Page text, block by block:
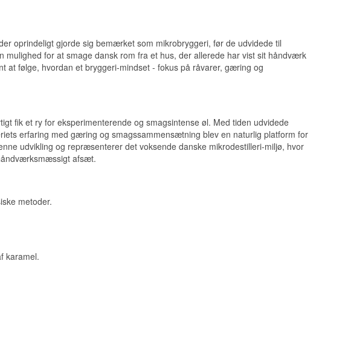
laves ved at fryse druerne ned i fire uger,
koncentrerer sødmen betydeligt mere
variant, udviklet i samarbejde med
oprindeligt gjorde sig bemærket som mikrobryggeri, før de udvidede til
for at smage dansk rom fra et hus, der allerede har vist sit håndværk
at følge, hvordan et bryggeri-mindset - fokus på råvarer, gæring og
fik et ry for eksperimenterende og smagsintense øl. Med tiden udvidede
erfaring med gæring og smagssammensætning blev en naturlig platform for
udvikling og repræsenterer det voksende danske mikrodestilleri-miljø, hvor
afsæt.
metoder.
karamel.